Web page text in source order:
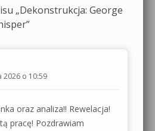
„Dekonstrukcja: George
”
2026 o 10:59
oraz analiza!! Rewelacja!
pracę! Pozdrawiam